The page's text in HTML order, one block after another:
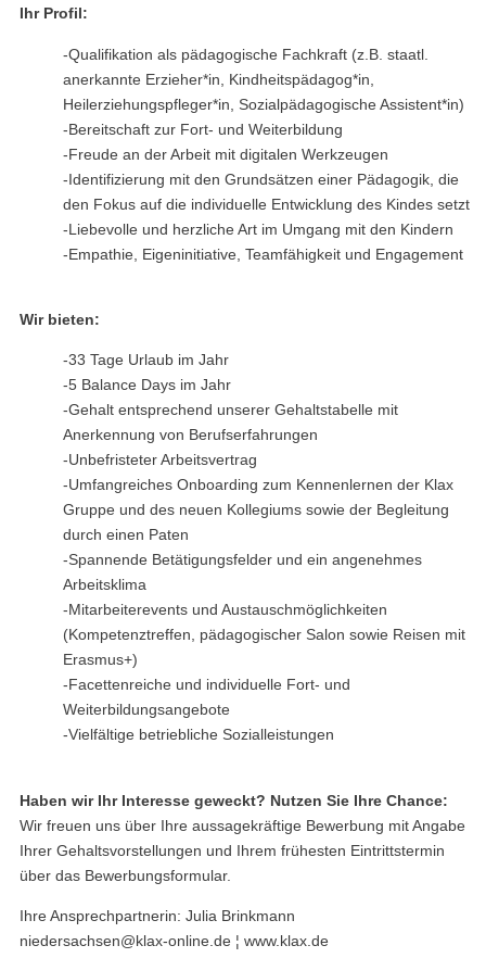
Ihr Profil:
-Qualifikation als pädagogische Fachkraft (z.B. staatl.
anerkannte Erzieher*in, Kindheitspädagog*in,
Heilerziehungspfleger*in, Sozialpädagogische Assistent*in)
-Bereitschaft zur Fort- und Weiterbildung
-Freude an der Arbeit mit digitalen Werkzeugen
-Identifizierung mit den Grundsätzen einer Pädagogik, die
den Fokus auf die individuelle Entwicklung des Kindes setzt
-Liebevolle und herzliche Art im Umgang mit den Kindern
-Empathie, Eigeninitiative, Teamfähigkeit und Engagement
Wir bieten:
-33 Tage Urlaub im Jahr
-5 Balance Days im Jahr
-Gehalt entsprechend unserer Gehaltstabelle mit
Anerkennung von Berufserfahrungen
-Unbefristeter Arbeitsvertrag
-Umfangreiches Onboarding zum Kennenlernen der Klax
Gruppe und des neuen Kollegiums sowie der Begleitung
durch einen Paten
-Spannende Betätigungsfelder und ein angenehmes
Arbeitsklima
-Mitarbeiterevents und Austauschmöglichkeiten
(Kompetenztreffen, pädagogischer Salon sowie Reisen mit
Erasmus+)
-Facettenreiche und individuelle Fort- und
Weiterbildungsangebote
-Vielfältige betriebliche Sozialleistungen
Haben wir Ihr Interesse geweckt? Nutzen Sie Ihre Chance:
Wir freuen uns über Ihre aussagekräftige Bewerbung mit Angabe
Ihrer Gehaltsvorstellungen und Ihrem frühesten Eintrittstermin
über das Bewerbungsformular.
Ihre Ansprechpartnerin: Julia Brinkmann
niedersachsen@klax-online.de ¦ www.klax.de